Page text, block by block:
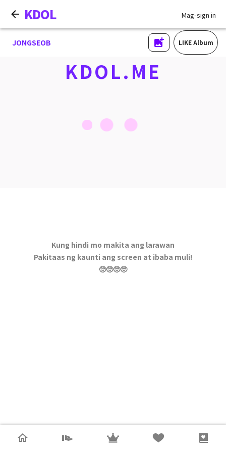
KDOL Mag-sign in
JONGSEOB LIKE Album
KDOL.ME
Kung hindi mo makita ang larawan
Pakitaas ng kaunti ang screen at ibaba muli!
🥺🥺🥺🥺